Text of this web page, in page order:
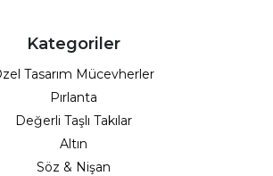
Kategoriler
Tasarım Mücevherler
Pırlanta
Değerli Taşlı Takılar
Altın
Söz & Nişan